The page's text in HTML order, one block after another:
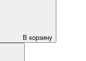
В корзину